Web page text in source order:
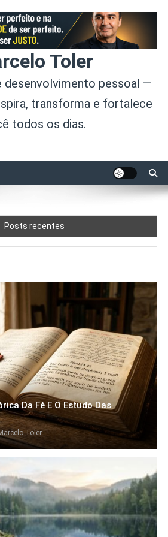
Toler
desenvolvimento pessoal —
transforma e fortalece
todos os dias.
Posts recentes
da Fé e o Estudo das Escrituras
Vaidade: A Arte de Se Respeitar Sem
Como Sair do Papel e Sair do Lugar
Que Ainda Transformam Decisões na
Vida Moderna
Histórica Da Fé E O
Marcelo Toler
Interior: Existe
Da Fé E O Estudo Das
Toler